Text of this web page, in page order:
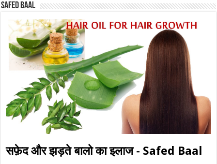
Safed baal
सफ़ेद और झड़ते बालो का इलाज - Safed Baal